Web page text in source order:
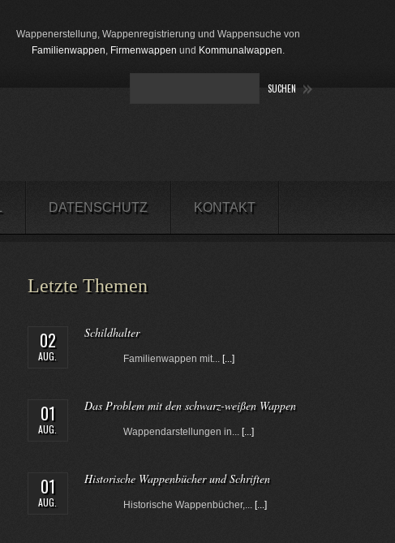
Wappenerstellung, Wappenregistrierung und Wappensuche von
Familienwappen, Firmenwappen und Kommunalwappen.
DATENSCHUTZ KONTAKT
Letzte Themen
02
AUG.
Schildhalter
Familienwappen mit... [...]
01
AUG.
Das Problem mit den schwarz-weißen Wappen
Wappendarstellungen in... [...]
01
AUG.
Historische Wappenbücher und Schriften
Historische Wappenbücher,... [...]